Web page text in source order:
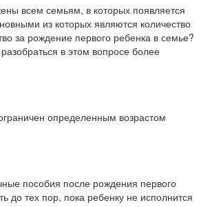
всем семьям, в которых появляется
из которых являются количество
за рождение первого ребенка в семье?
в этом вопросе более
определенным возрастом
пособия после рождения первого
до тех пор, пока ребенку не исполнится